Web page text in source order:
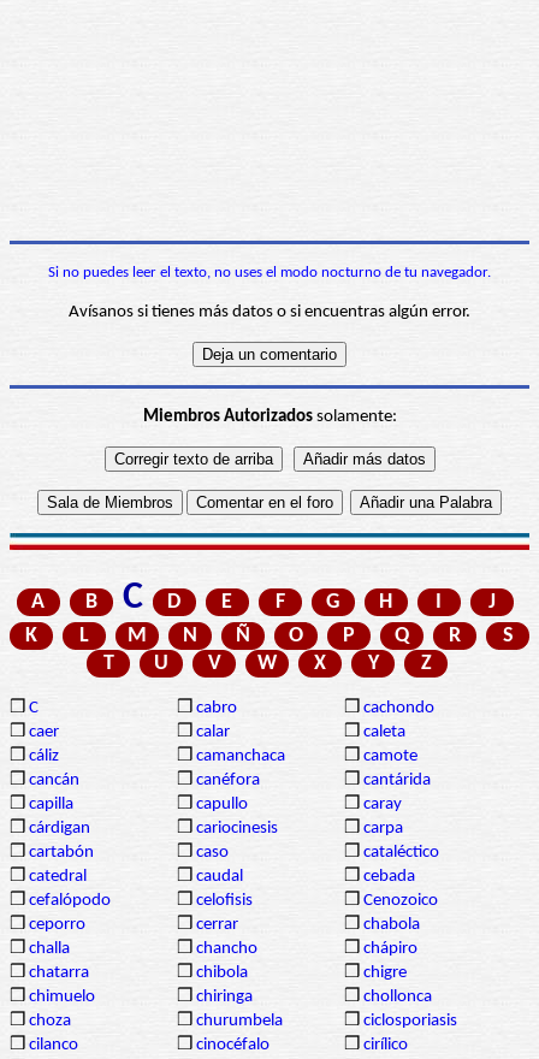
Si no puedes leer el texto, no uses el modo nocturno de tu navegador.
Avísanos si tienes más datos o si encuentras algún error.
Miembros Autorizadossolamente:
A B C D E F G H I
J
K
L M N Ñ O P Q R
S
T
U V W X Y Z
❒ C ❒ cabro ❒ cachondo
❒ caer ❒ calar ❒ caleta
❒ cáliz ❒ camanchaca ❒ camote
❒ cancán ❒ canéfora ❒ cantárida
❒ capilla ❒ capullo ❒ caray
❒ cárdigan ❒ cariocinesis ❒ carpa
❒ cartabón ❒ caso ❒ cataléctico
❒ catedral ❒ caudal ❒ cebada
❒ cefalópodo ❒ celofisis ❒ Cenozoico
❒ ceporro ❒ cerrar ❒ chabola
❒ challa ❒ chancho ❒ chápiro
❒ chatarra ❒ chibola ❒ chigre
❒ chimuelo ❒ chiringa ❒ chollonca
❒ choza ❒ churumbela ❒ ciclosporiasis
❒ cilanco ❒ cinocéfalo ❒ cirílico